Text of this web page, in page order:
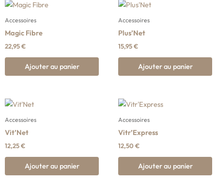
Accessoires
Magic Fibre
22,95€
Ajouter au panier
Accessoires
Plus’Net
15,95€
Ajouter au panier
Accessoires
Vit’Net
12,25€
Ajouter au panier
Accessoires
Vitr’Express
12,50 €
Ajouter au panier